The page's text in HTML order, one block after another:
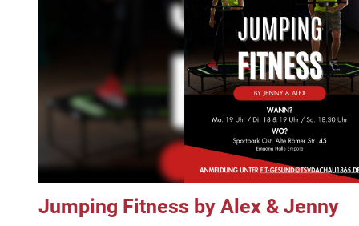
Jumping Fitness by Alex & Jenny